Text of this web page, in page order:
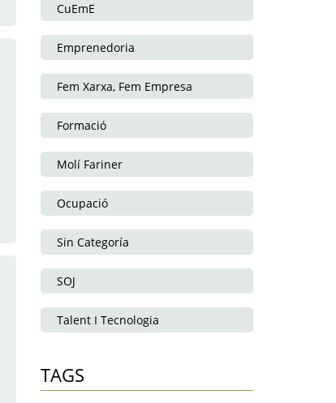
CuEmE
Emprenedoria
Fem Xarxa, Fem Empresa
Formació
Molí Fariner
Ocupació
Sin Categoría
SOJ
Talent I Tecnologia
TAGS